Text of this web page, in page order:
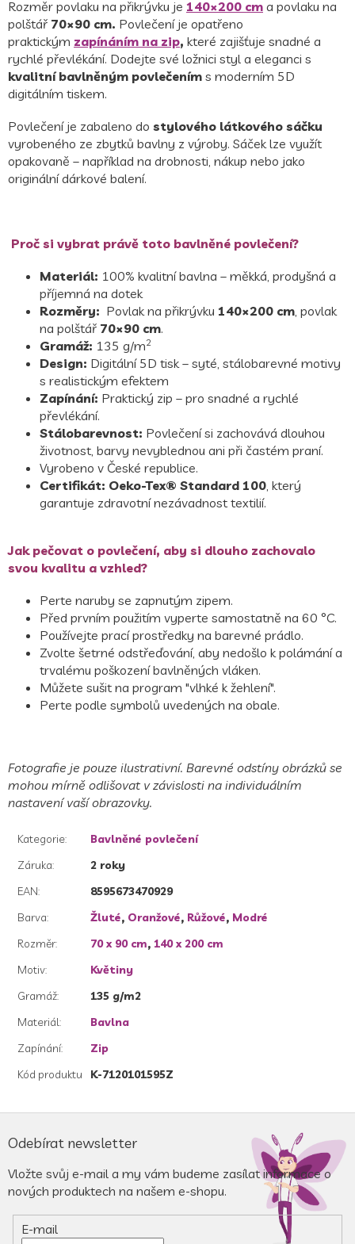
Rozměr povlaku na přikrývku je 140×200 cm a povlaku na
polštář 70×90 cm. Povlečení je opatřeno
praktickým zapínáním na zip, které zajišťuje snadné a
rychlé převlékání. Dodejte své ložnici styl a eleganci s
kvalitní bavlněným povlečením s moderním 5D
digitálním tiskem.
Povlečení je zabaleno do stylového látkového sáčku
vyrobeného ze zbytků bavlny z výroby. Sáček lze využít
opakovaně – například na drobnosti, nákup nebo jako
originální dárkové balení.
Proč si vybrat právě toto bavlněné povlečení?
Materiál: 100% kvalitní bavlna – měkká, prodyšná a
příjemná na dotek
Rozměry: Povlak na přikrývku 140×200 cm, povlak
na polštář 70×90 cm.
Gramáž: 135 g/m2
Design: Digitální 5D tisk – syté, stálobarevné motivy
s realistickým efektem
Zapínání: Praktický zip – pro snadné a rychlé
převlékání.
Stálobarevnost: Povlečení si zachovává dlouhou
životnost, barvy nevyblednou ani při častém praní.
Vyrobeno v České republice.
Certifikát: Oeko-Tex® Standard 100, který
garantuje zdravotní nezávadnost textilií.
Jak pečovat o povlečení, aby si dlouho zachovalo
svou kvalitu a vzhled?
Perte naruby se zapnutým zipem.
Před prvním použitím vyperte samostatně na 60 °C.
Používejte prací prostředky na barevné prádlo.
Zvolte šetrné odstřeďování, aby nedošlo k polámání a
trvalému poškození bavlněných vláken.
Můžete sušit na program "vlhké k žehlení".
Perte podle symbolů uvedených na obale.
Fotografie je pouze ilustrativní. Barevné odstíny obrázků se
mohou mírně odlišovat v závislosti na individuálním
nastavení vaší obrazovky.
Kategorie:
Bavlněné povlečení
Záruka:
2 roky
EAN:
8595673470929
Barva: Žluté, Oranžové, Růžové, Modré
Rozměr: 70 x 90 cm, 140 x 200 cm
Motiv:
Květiny
Gramáž:
135 g/m2
Materiál:
Bavlna
Zapínání:
Zip
Kód produktu
K-7120101595Z
á
a
Odebírat newsletter
Vložte svůj e-mail a my vám budeme zasílat informace o
nových produktech na našem e-shopu.
E-mail